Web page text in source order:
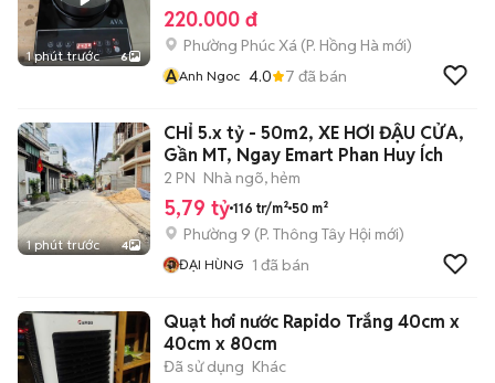
1 phút trước 6
220.000 đ
Phường Phúc Xá (P. Hồng Hà mới)
AAnh Ngoc 4.0 7 đã bán
1 phút trước 4
CHỈ 5.x tỷ - 50m2, XE HƠI ĐẬU CỬA,
Gần MT, Ngay Emart Phan Huy Ích
2 PN Nhà ngõ, hẻm
5,79 tỷ 116 tr/m² 50 m²
Phường 9 (P. Thông Tây Hội mới)
ĐẠI HÙNG 1 đã bán
Quạt hơi nước Rapido Trắng 40cm x
40cm x 80cm
Đã sử dụng Khác